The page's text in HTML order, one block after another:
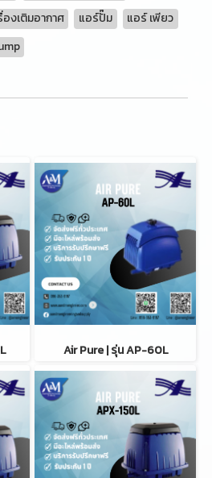
องเติมอากาศ แอร์ปั๊ม
แอร์ เพียว
Air Pure | รุ่น AP-60L